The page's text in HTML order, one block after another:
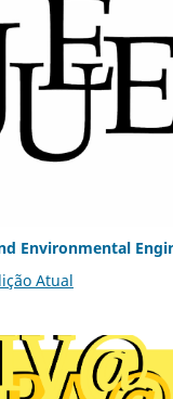
Environmental
Atual